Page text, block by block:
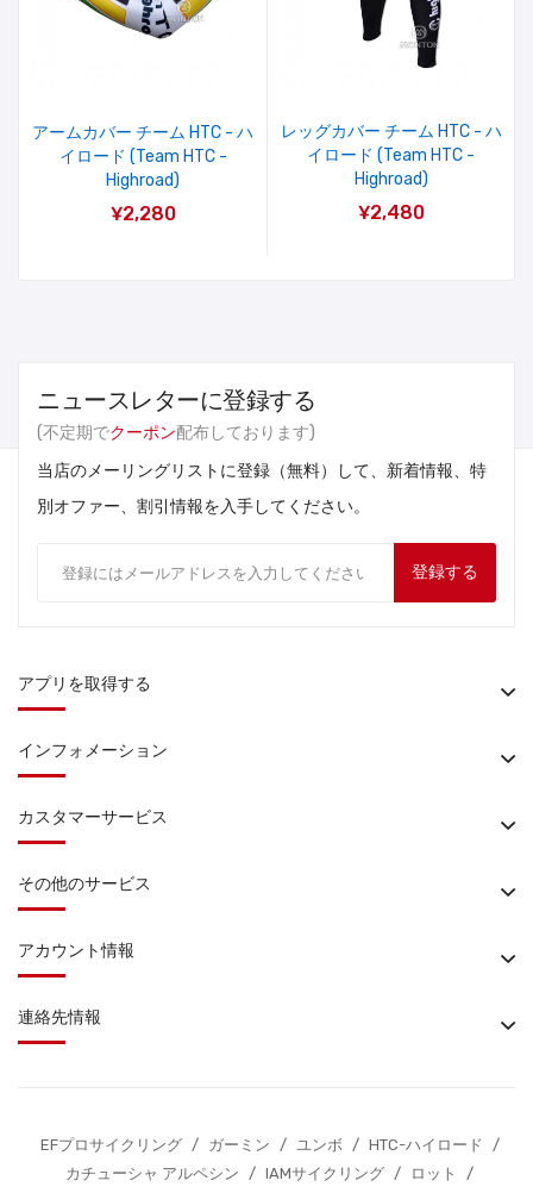
アームカバー チーム HTC - ハ
イロード (Team HTC -
Highroad)
¥2,280
レッグカバー チーム HTC - ハ
イロード (Team HTC -
Highroad)
¥2,480
ニュースレターに登録する
(不定期でクーポン配布しております)
当店のメーリングリストに登録（無料）して、新着情報、特
別オファー、割引情報を入手してください。
登録する
アプリを取得する
インフォメーション
カスタマーサービス
その他のサービス
アカウント情報
連絡先情報
EFプロサイクリング / ガーミン / ユンボ / HTC-ハイロード /
カチューシャ アルペシン / IAMサイクリング / ロット /